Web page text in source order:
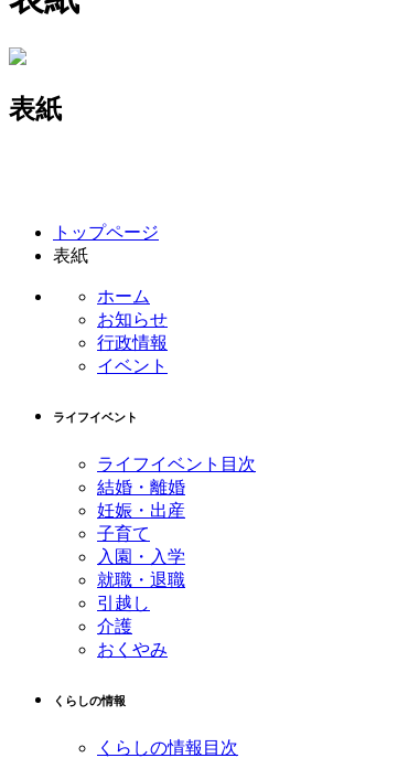
表紙
トップページ
表紙
ホーム
お知らせ
行政情報
イベント
ライフイベント
ライフイベント目次
結婚・離婚
妊娠・出産
子育て
入園・入学
就職・退職
引越し
介護
おくやみ
くらしの情報
くらしの情報目次